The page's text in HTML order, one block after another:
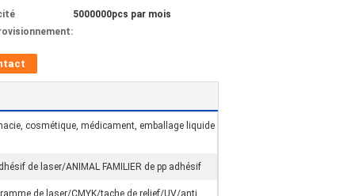
5000000pcs par mois
cosmétique, médicament, emballage liquide
de laser/ANIMAL FAMILIER de pp adhésif
de laser/CMYK/tache de relief/UV/anti